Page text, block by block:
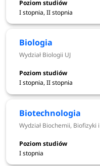
Analityka medyczna
Archeologia -
Astrofizyka i
Informatyki
Astronomia -
Stosowanej UJ
Bezpieczeństwo
Międzynarodowych
Biotechnologii UJ
Biofizyka - Wydział
I stopnia, II stopnia
Biologia
Wydział Biologii UJ
I stopnia, II stopnia
Biotechnologia
Wydział Biochemii, Biofizyki
I stopnia